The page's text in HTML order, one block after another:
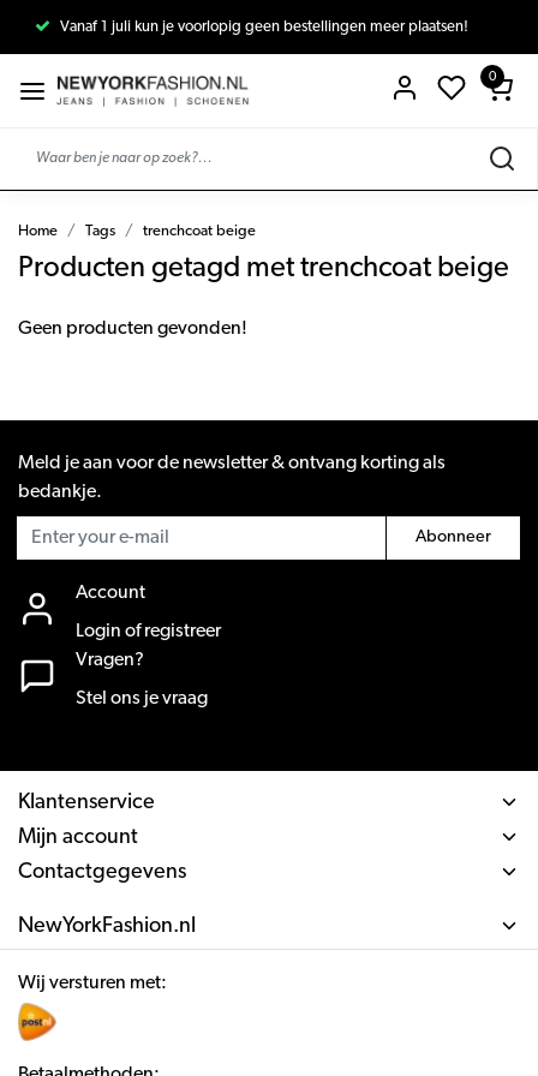
Vanaf 1 juli kun je voorlopig geen bestellingen meer plaatsen!
0
Home Tags trenchcoat beige
Producten getagd met trenchcoat beige
Geen producten gevonden!
Meld je aan voor de newsletter & ontvang korting als
bedankje.
Abonneer
Account
Login of registreer
Vragen?
Stel ons je vraag
Klantenservice
Mijn account
Contactgegevens
NewYorkFashion.nl
Wij versturen met: